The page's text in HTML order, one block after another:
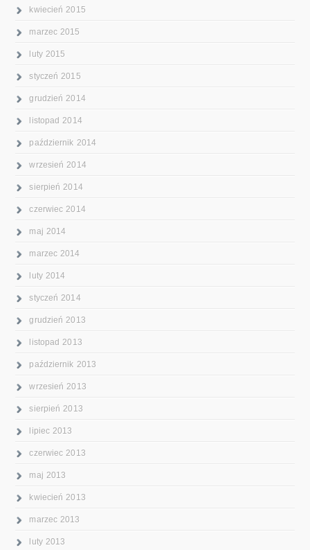
kwiecień 2015
marzec 2015
luty 2015
styczeń 2015
grudzień 2014
listopad 2014
październik 2014
wrzesień 2014
sierpień 2014
czerwiec 2014
maj 2014
marzec 2014
luty 2014
styczeń 2014
grudzień 2013
listopad 2013
październik 2013
wrzesień 2013
sierpień 2013
lipiec 2013
czerwiec 2013
maj 2013
kwiecień 2013
marzec 2013
luty 2013